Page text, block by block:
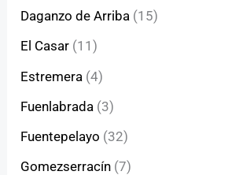
Daganzo de Arriba (15)
El Casar (11)
Estremera (4)
Fuenlabrada (3)
Fuentepelayo (32)
Gomezserracín (7)